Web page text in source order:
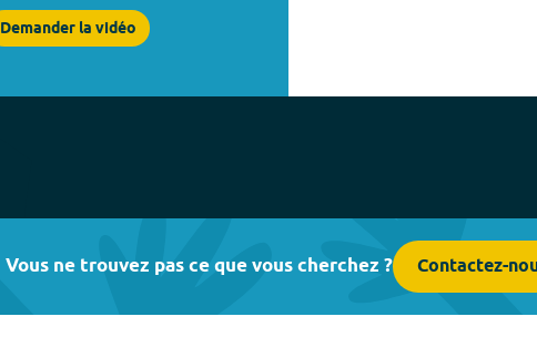
Demander la vidéo
Vous ne trouvez pas ce que vous cherchez ? Contactez-